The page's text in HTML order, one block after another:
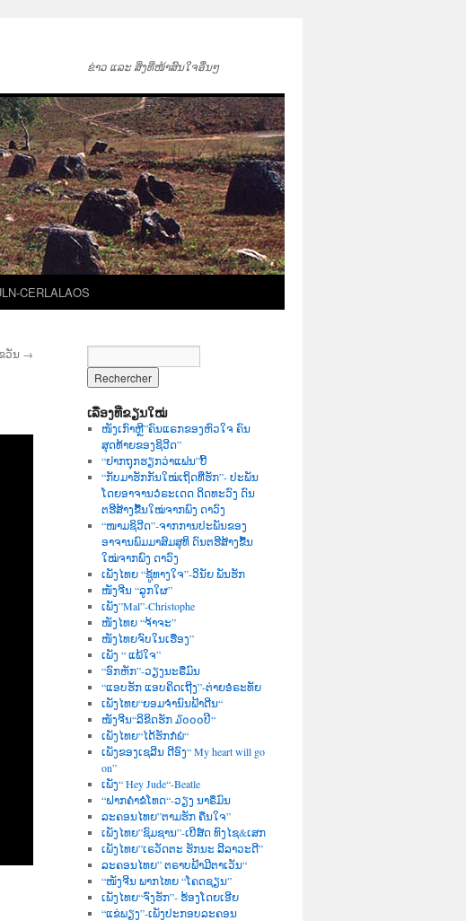
ຂ່າວ ແລະ ສິ່ງທີ່ໜ້າສົນໃຈອື່ນໆ
CERLALAOS
ວັນ →
ເລື່ອງທີ່ຂຽນໃໝ່
ໜັງເກົາຫຼີ”ຄົນແຣກຂອງຫົວໃຈ ຄົນ
ສຸດທ້າຍຂອງຊິວີດ”
“ຢາກຖຸກຮຽກວ່າແຟນ”ບີ້
“ກັບມາຮັກກັນໃໝ່ເຖິດທີ່ຮັກ”- ປະພັນ
ໂດຍອາຈານວໍຣະເດດ ດິດທະວົງ ດົນ
ຕຮີສ້າງຂື້ນໃໝ່ຈາກພົງ ດາວົງ
“ໜາມຊິວີດ”-ຈາກການປະພັນຂອງ
ອາຈານພົມມາສົມສຸທິ ດົນຕຮີສ້າງຂື້ນ
ໃໝ່ຈາກພົງ ດາວົງ
ເພັງໄທຍ “ຊູ້ທາງໃຈ”-ວິນັຍ ພັນຮັກ
ໜັງຈີນ “ລູກໃຜ”
ເພັງ”Mal”-Christophe
ໜັງໄທຍ “ຈ້າຈະ”
ໜັງໄທຍຈົບໃນເຮື່ອງ”
ເພັງ “ ແພ້ໃຈ”
“ອົກຫັກ”-ວຽງນະຣືມົນ
“ແອບຮັກ ແອບຄິດເຖີງ”-ຕ່າຍອໍຣະທັຍ
ເພັງໄທຍ“ຍອມຈຳນົນຟ້າດີນ“
ໜັງຈີນ“ລິຂິດຮັກ ໓໐໐໐ປີ“
ເພັງໄທຍ“ໄດ້ຮັກກໍພໍ“
ເພັງຂອງເຊລີນ ດີອົງ“ My heart will go
on”
ເພັງ“ Hey Jude“-Beatle
“ຝາກຄຳຂໍໂທດ“-ວຽງ ນາຣຶມົນ
ລະຄອນໄທຍ”ຕາມຮັກ ຄືນໃຈ”
ເພັງໄທຍ”ຊົມຊານ”-ເບີສ໌ດ ທົງໄຊ&ເສກ
ເພັງໄທຍ”ເຣວັດຕະ ຮັກນະ ລີລາວະດີ”
ລະຄອນໄທຍ” ຕຣາບຟ້າມີຕາເວັນ“
“ໜັງຈີນ ພາກໄທຍ “ໂຄດຊຽນ”
ເພັງໄທຍ“ຈົ່ງຮັກ”- ຮ້ອງໂດຍເອີຍ
“ແຂ່ພຽງ”-ເພັງປະກອບລະຄອນ